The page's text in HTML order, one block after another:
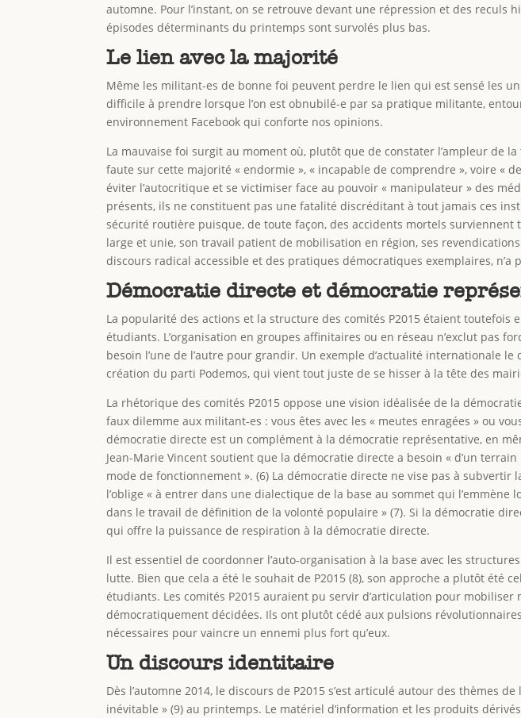
automne. Pour l’instant, on se retrouve devant une répression et des
épisodes déterminants du printemps sont survolés plus bas.
Le lien avec la majorité
Même les militant-es de bonne foi peuvent perdre le lien qui est sensé les
difficile à prendre lorsque l’on est obnubilé-e par sa pratique militante,
environnement Facebook qui conforte nos opinions.
La mauvaise foi surgit au moment où, plutôt que de constater l’ampleur de
faute sur cette majorité « endormie », « incapable de comprendre », voire «
éviter l’autocritique et se victimiser face au pouvoir « manipulateur » des
présents, ils ne constituent pas une fatalité discréditant à tout jamais ces
sécurité routière puisque, de toute façon, des accidents mortels surviennent
large et unie, son travail patient de mobilisation en région, ses
discours radical accessible et des pratiques démocratiques exemplaires,
Démocratie directe et démocratie
La popularité des actions et la structure des comités P2015 étaient
étudiants. L’organisation en groupes affinitaires ou en réseau n’exclut pas
besoin l’une de l’autre pour grandir. Un exemple d’actualité internationale
création du parti Podemos, qui vient tout juste de se hisser à la tête des
La rhétorique des comités P2015 oppose une vision idéalisée de la
faux dilemme aux militant-es : vous êtes avec les « meutes enragées » ou
démocratie directe est un complément à la démocratie représentative, en
Jean-Marie Vincent soutient que la démocratie directe a besoin « d’un
mode de fonctionnement ». (6) La démocratie directe ne vise pas à
l’oblige « à entrer dans une dialectique de la base au sommet qui
dans le travail de définition de la volonté populaire » (7). Si la démocratie
qui offre la puissance de respiration à la démocratie directe.
Il est essentiel de coordonner l’auto-organisation à la base avec les
lutte. Bien que cela a été le souhait de P2015 (8), son approche a plutôt été
étudiants. Les comités P2015 auraient pu servir d’articulation pour
démocratiquement décidées. Ils ont plutôt cédé aux pulsions
nécessaires pour vaincre un ennemi plus fort qu’eux.
Un discours identitaire
Dès l’automne 2014, le discours de P2015 s’est articulé autour des thèmes
inévitable » (9) au printemps. Le matériel d’information et les produits